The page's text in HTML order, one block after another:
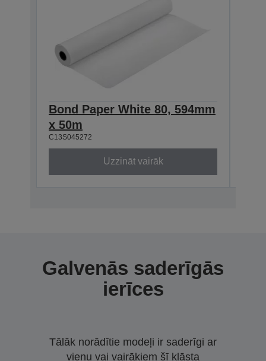
Bond Paper White 80, 594mm
x 50m
C13S045272
Uzzināt vairāk
Galvenās saderīgās
ierīces
Tālāk norādītie modeļi ir saderīgi ar
vienu vai vairākiem šī klāsta